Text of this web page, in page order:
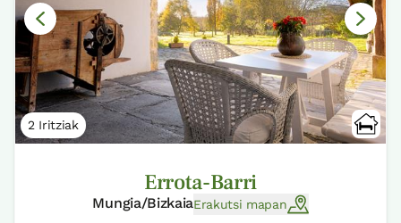
2 Iritziak
Errota-Barri
Mungia/BizkaiaErakutsi mapan